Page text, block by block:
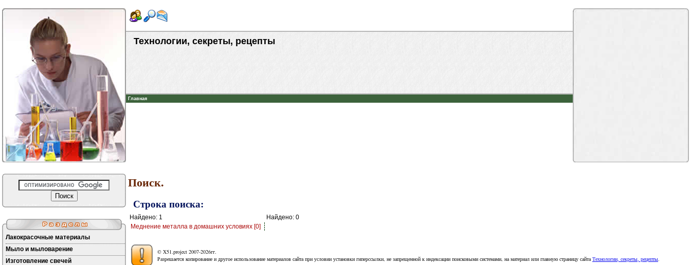
Технологии, секреты, рецепты
Главная
Лакокрасочные материалы
Мыло и мыловарение
Изготовление свечей
Поиск.
Строка поиска:
Найдено: 1
Найдено: 0
Меднение металла в домашних условиях [0]
© X51.project 2007-2026гг.
Разрешается копирование и другое использование материалов сайта при условии установки гиперссылки, не запрещенной к индексации поисковыми системами, на материал или главную страницу сайтаТехнологии, секреты, рецепты.